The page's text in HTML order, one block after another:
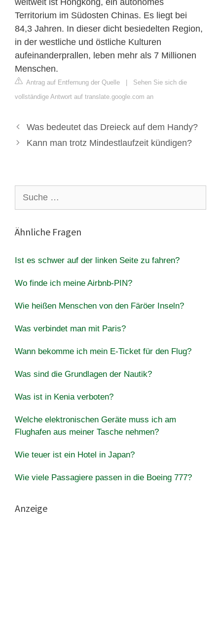
Territorium im Südosten Chinas. Es liegt bei
84,3 Jahren. In dieser dicht besiedelten Region,
in der westliche und östliche Kulturen
aufeinanderprallen, leben mehr als 7 Millionen
Menschen.
Antrag auf Entfernung der Quelle | Sehen Sie sich die
vollständige Antwort auf translate.google.com an
Was bedeutet das Dreieck auf dem Handy?
Kann man trotz Mindestlaufzeit kündigen?
nach:
Ähnliche Fragen
Ist es schwer auf der linken Seite zu fahren?
Wo finde ich meine Airbnb-PIN?
Wie heißen Menschen von den Färöer Inseln?
Was verbindet man mit Paris?
Wann bekomme ich mein E-Ticket für den Flug?
Was sind die Grundlagen der Nautik?
Was ist in Kenia verboten?
Welche elektronischen Geräte muss ich am
Flughafen aus meiner Tasche nehmen?
Wie teuer ist ein Hotel in Japan?
Wie viele Passagiere passen in die Boeing 777?
Anzeige